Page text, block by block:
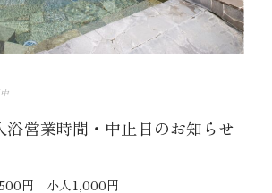
営業時間・中止日のお知らせ
円 小人1,000円